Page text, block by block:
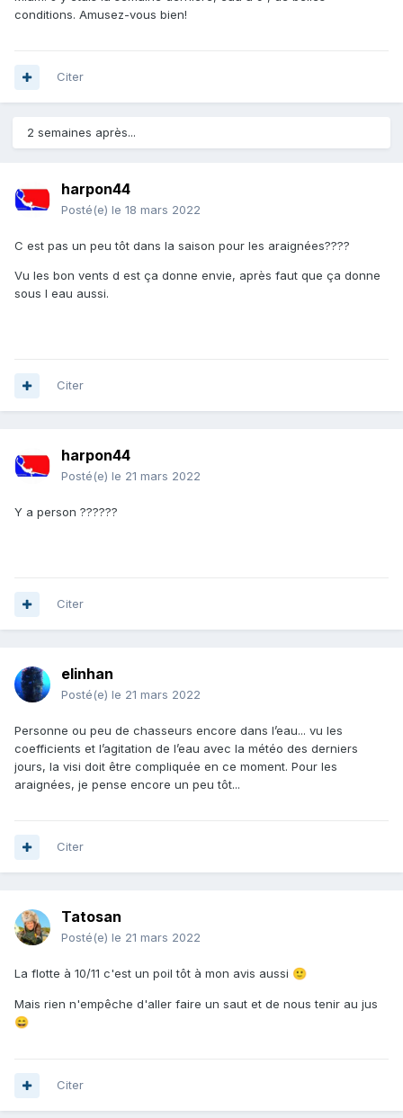
conditions. Amusez-vous bien!
Citer
2 semaines après...
harpon44
Posté(e) le 18 mars 2022
C est pas un peu tôt dans la saison pour les araignées????
Vu les bon vents d est ça donne envie, après faut que ça donne
sous l eau aussi.
Citer
harpon44
Posté(e) le 21 mars 2022
Y a person ??????
Citer
elinhan
Posté(e) le 21 mars 2022
Personne ou peu de chasseurs encore dans l’eau... vu les
coefficients et l’agitation de l’eau avec la météo des derniers
jours, la visi doit être compliquée en ce moment. Pour les
araignées, je pense encore un peu tôt...
Citer
Tatosan
Posté(e) le 21 mars 2022
La flotte à 10/11 c'est un poil tôt à mon avis aussi 🙂
Mais rien n'empêche d'aller faire un saut et de nous tenir au jus
😄
Citer